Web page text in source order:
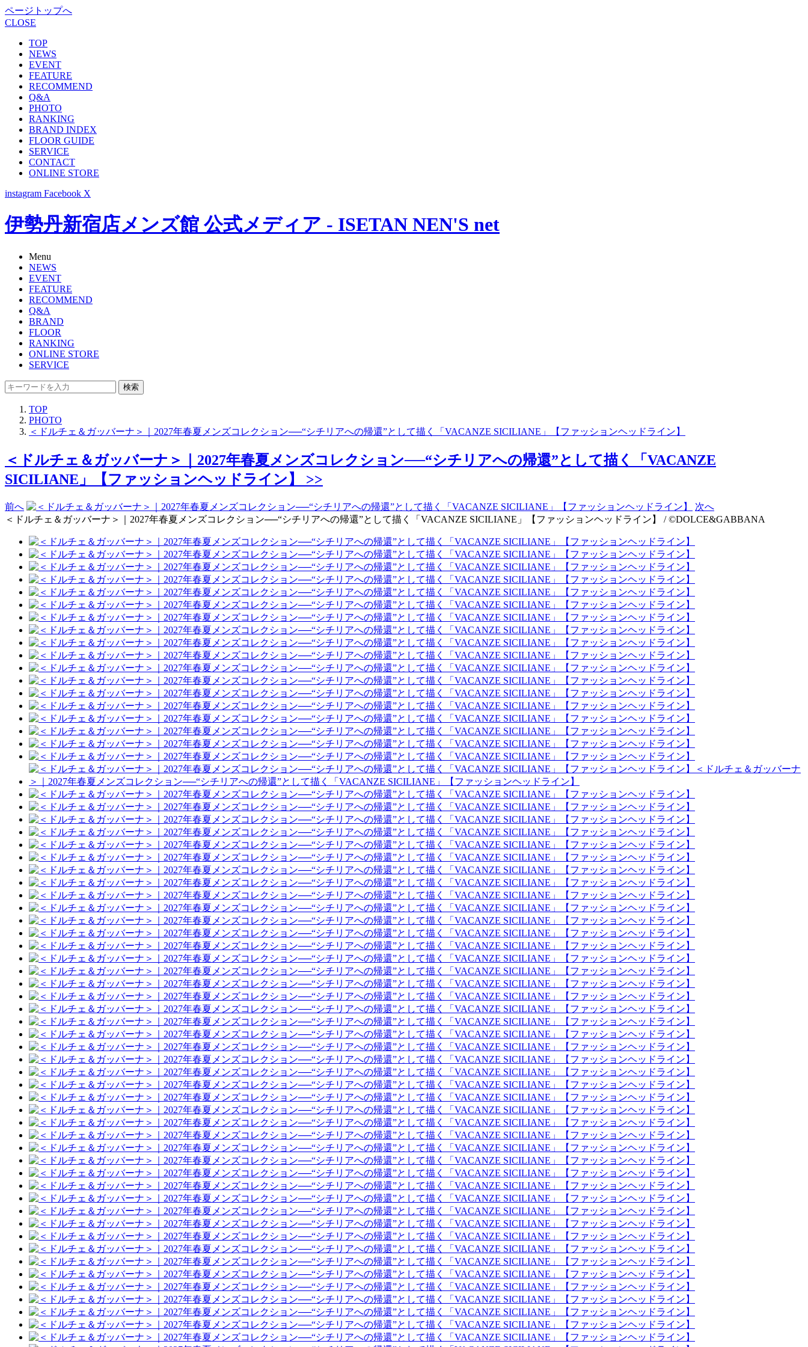
ページトップへ
CLOSE
TOP
NEWS
EVENT
FEATURE
RECOMMEND
Q&A
PHOTO
RANKING
BRAND INDEX
FLOOR GUIDE
SERVICE
CONTACT
ONLINE STORE
instagram Facebook X
伊勢丹新宿店メンズ館 公式メディア - ISETAN NEN'S net
Menu
NEWS
EVENT
FEATURE
RECOMMEND
Q&A
BRAND
FLOOR
RANKING
ONLINE STORE
SERVICE
検索
TOP
PHOTO
＜ドルチェ＆ガッバーナ＞｜2027年春夏メンズコレクション──“シチリアへの帰還”として描く「VACANZE SICILIANE」【ファッションヘッドライン】
＜ドルチェ＆ガッバーナ＞｜2027年春夏メンズコレクション──“シチリアへの帰還”として描く「VACANZE
SICILIANE」【ファッションヘッドライン】 >>
前へ
次へ
＜ドルチェ＆ガッバーナ＞｜2027年春夏メンズコレクション──“シチリアへの帰還”として描く「VACANZE SICILIANE」【ファッションヘッドライン】 / ©DOLCE&GABBANA